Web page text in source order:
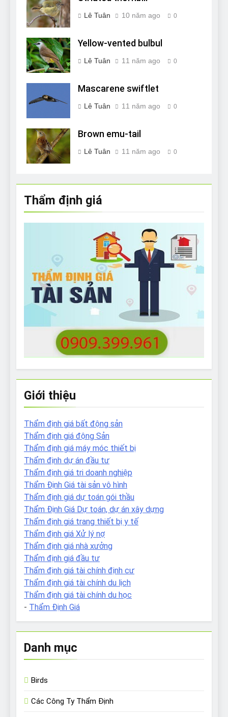
Lê Tuân 10 năm ago 0
Yellow-vented bulbul
Lê Tuân 11 năm ago 0
Mascarene swiftlet
Lê Tuân 11 năm ago 0
Brown emu-tail
Lê Tuân 11 năm ago 0
Thẩm định giá
Giới thiệu
Thẩm định giá bất động sản
Thẩm định giá động Sản
Thẩm định giá máy móc thiết bị
Thẩm định dự án đầu tư
Thẩm định giá tri doanh nghiệp
Thẩm Định Giá tài sản vô hình
Thẩm định giá dự toán gói thầu
Thẩm Định Giá Dự toán, dự án xây dựng
Thẩm định giá trang thiết bị y tế
Thẩm định giá Xử lý nợ
Thẩm định giá nhà xưởng
Thẩm định giá đầu tư
Thẩm định giá tài chính định cư
Thẩm định giá tài chính du lịch
Thẩm định giá tài chính du học
- Thẩm Định Giá
Danh mục
Birds
Các Công Ty Thẩm Định